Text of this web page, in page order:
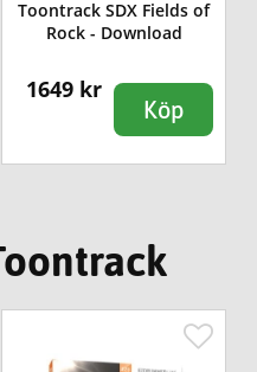
Toontrack SDX Fields of
Rock - Download
1649 kr
Köp